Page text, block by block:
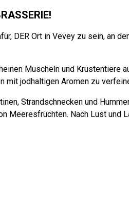
DER Ort in Vevey zu sein, an
Muscheln und Krustentiere
mit jodhaltigen Aromen zu
Strandschnecken und
Meeresfrüchten. Nach Lust und